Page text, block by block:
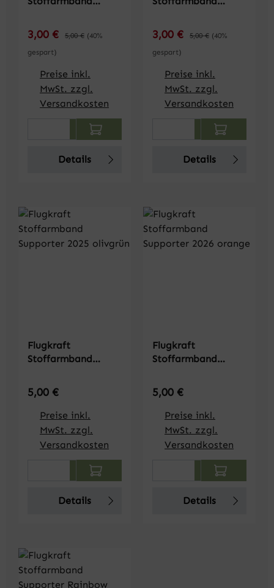
senfgelb
Verkaufspreis:
3,00 € Regulärer Preis:
5,00 € (40%
gespart)
Preise inkl.
MwSt. zzgl.
Versandkosten
Produkt Anzahl: Gib den
Details
dunkelblau
Verkaufspreis:
3,00 € Regulärer Preis:
5,00 € (40%
gespart)
Preise inkl.
MwSt. zzgl.
Versandkosten
Produkt Anzahl:
Details
Flugkraft
Stoffarmband
olivgrün
Regulärer Preis:
5,00 €
Preise inkl.
MwSt. zzgl.
Versandkosten
Produkt Anzahl: Gib den
Details
Flugkraft
Stoffarmband
orange
Regulärer Preis:
5,00 €
Preise inkl.
MwSt. zzgl.
Versandkosten
Produkt Anzahl:
Details